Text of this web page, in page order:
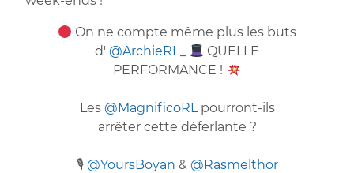
On ne compte même plus les buts
d' @ArchieRL_
QUELLE
PERFORMANCE !
Les @MagnificoRLpourront-ils
arrêter cette déferlante ?
🎙 @YoursBoyan & @Rasmelthor